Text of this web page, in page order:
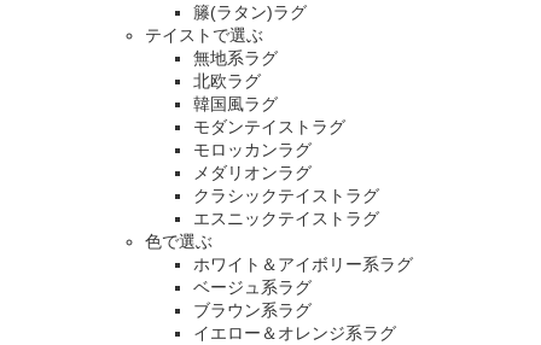
籐(ラタン)ラグ
テイストで選ぶ
無地系ラグ
北欧ラグ
韓国風ラグ
モダンテイストラグ
モロッカンラグ
メダリオンラグ
クラシックテイストラグ
エスニックテイストラグ
色で選ぶ
ホワイト＆アイボリー系ラグ
ベージュ系ラグ
ブラウン系ラグ
イエロー＆オレンジ系ラグ